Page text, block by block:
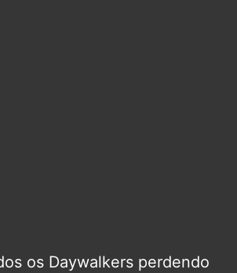
os Daywalkers perdendo